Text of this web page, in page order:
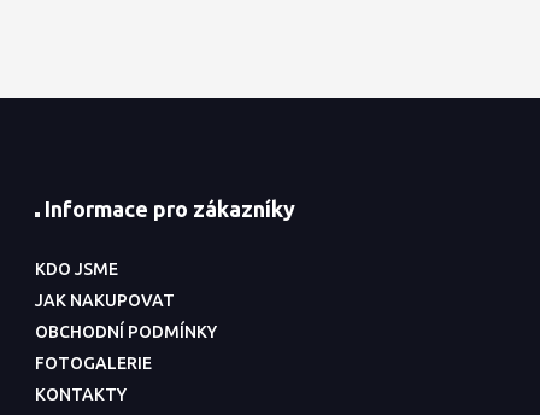
Informace pro zákazníky
KDO JSME
JAK NAKUPOVAT
OBCHODNÍ PODMÍNKY
FOTOGALERIE
KONTAKTY